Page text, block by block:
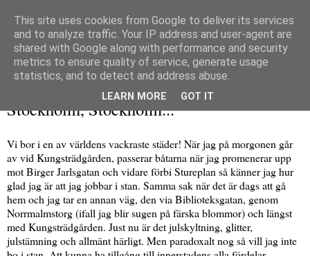
Stockholm, Stockholm...
Vi bor i en av världens vackraste städer! När jag på morgonen går
av vid Kungsträdgården, passerar båtarna när jag promenerar upp
mot Birger Jarlsgatan och vidare förbi Stureplan så känner jag hur
glad jag är att jag jobbar i stan. Samma sak när det är dags att gå
hem och jag tar en annan väg, den via Biblioteksgatan, genom
Norrmalmstorg (ifall jag blir sugen på färska blommor) och längst
med Kungsträdgården. Just nu är det julskyltning, glitter,
julstämning och allmänt härligt. Men paradoxalt nog så vill jag inte
This site uses cookies from Google to deliver its services
and to analyze traffic. Your IP address and user-agent are
shared with Google along with performance and security
metrics to ensure quality of service, generate usage
statistics, and to detect and address abuse.
LEARN MORE GOT IT